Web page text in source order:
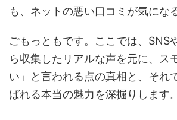
も、ネットの悪い口コミが気にな
ごもっともです。ここでは、SNS
ら収集したリアルな声を元に、ス
い」と言われる点の真相と、それ
ばれる本当の魅力を深掘りします。